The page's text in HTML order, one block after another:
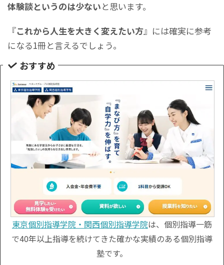
体験談というのは少ないと思います。
『これから人生を大きく変えたい方』には確実に参考
になる1冊と言えるでしょう。
おすすめ
東京個別指導学院・関西個別指導学院は、個別指導一筋
で40年以上指導を続けてきた確かな実績のある個別指導
塾です。